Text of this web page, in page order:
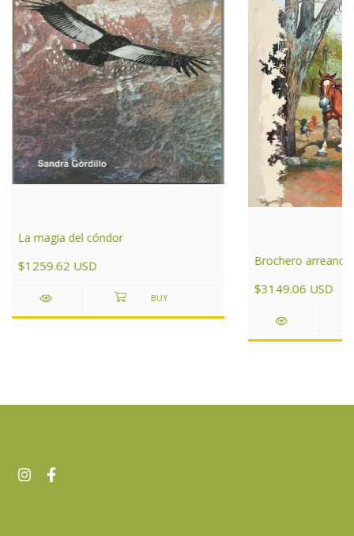
La magia del cóndor
$1259.62 USD Brochero
$3149.06 USD